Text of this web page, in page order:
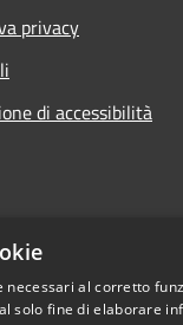
privacy
di accessibilità
al corretto
solo fine di elaborare